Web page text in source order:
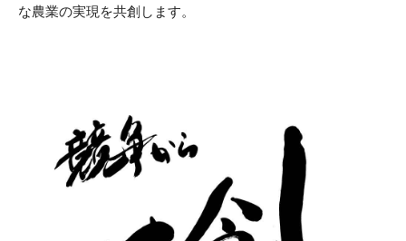
な農業の実現を共創します。